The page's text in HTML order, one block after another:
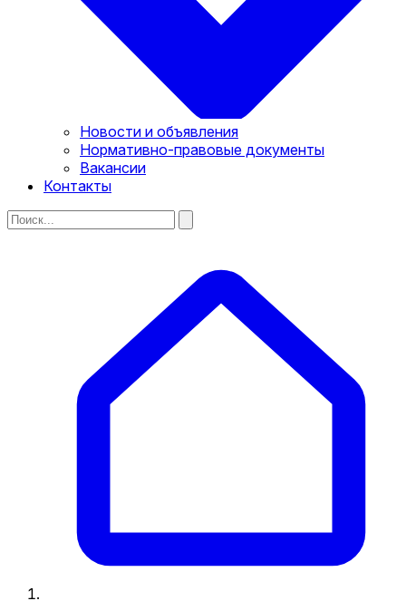
Новости и объявления
Нормативно-правовые документы
Вакансии
Контакты